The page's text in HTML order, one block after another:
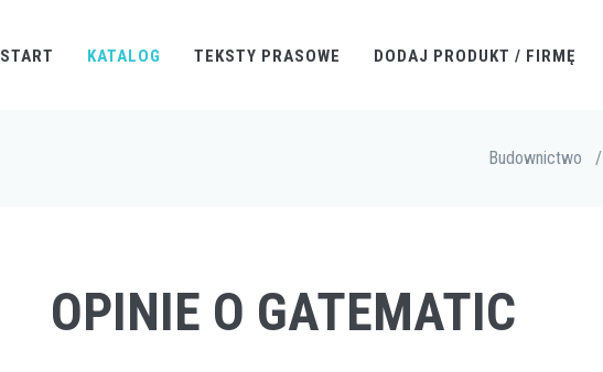
START KATALOG TEKSTY PRASOWE DODAJ PRODUKT / FIRMĘ
Budownictwo /
OPINIE O GATEMATIC